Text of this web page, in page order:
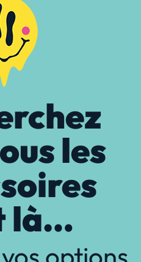
les
là…